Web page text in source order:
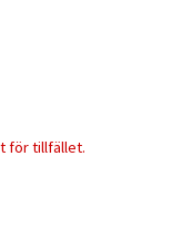
för tillfället.